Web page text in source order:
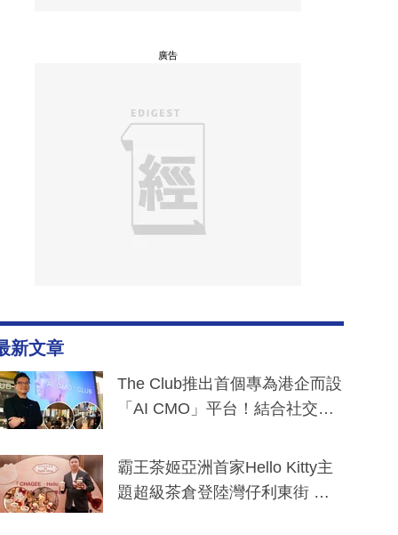
廣告
新文章
The Club推出首個專為港企而設
「AI CMO」平台！結合社交聆
分鐘生成「貼地」宣傳短片
霸王茶姬亞洲首家Hello Kitty主
題超級茶倉登陸灣仔利東街 推